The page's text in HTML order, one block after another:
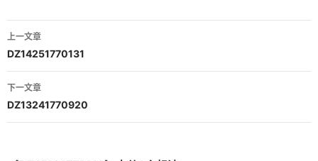
文
章
导
航
上一文章
DZ14251770131
下一文章
DZ13241770920